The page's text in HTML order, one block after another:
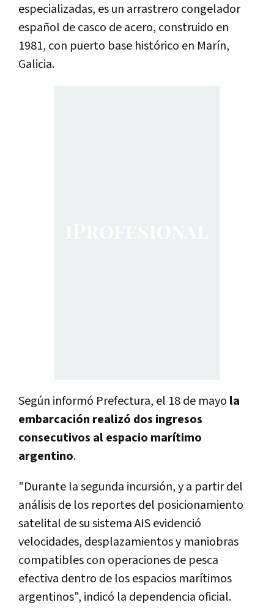
especializadas, es un arrastrero congelador
español de casco de acero, construido en
1981, con puerto base histórico en Marín,
Galicia.
Según informó Prefectura, el 18 de mayo la
embarcación realizó dos ingresos
consecutivos al espacio marítimo
argentino.
"Durante la segunda incursión, y a partir del
análisis de los reportes del posicionamiento
satelital de su sistema AIS evidenció
velocidades, desplazamientos y maniobras
compatibles con operaciones de pesca
efectiva dentro de los espacios marítimos
argentinos", indicó la dependencia oficial.